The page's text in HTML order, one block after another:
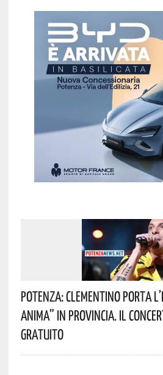
Potenza: Clementino Porta
Anima” In Provincia. Il
Gratuito